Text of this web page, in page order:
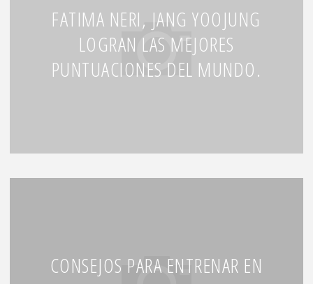
FATIMA NERI, JANG YOOJUNG
LOGRAN LAS MEJORES
PUNTUACIONES DEL MUNDO.
CONSEJOS PARA ENTRENAR EN